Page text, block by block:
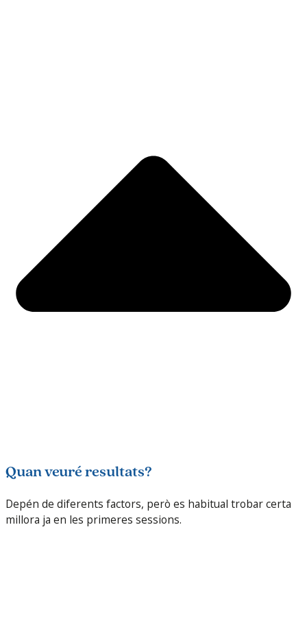
Quan veuré resultats?
Depén de diferents factors, però es habitual trobar certa
millora ja en les primeres sessions.